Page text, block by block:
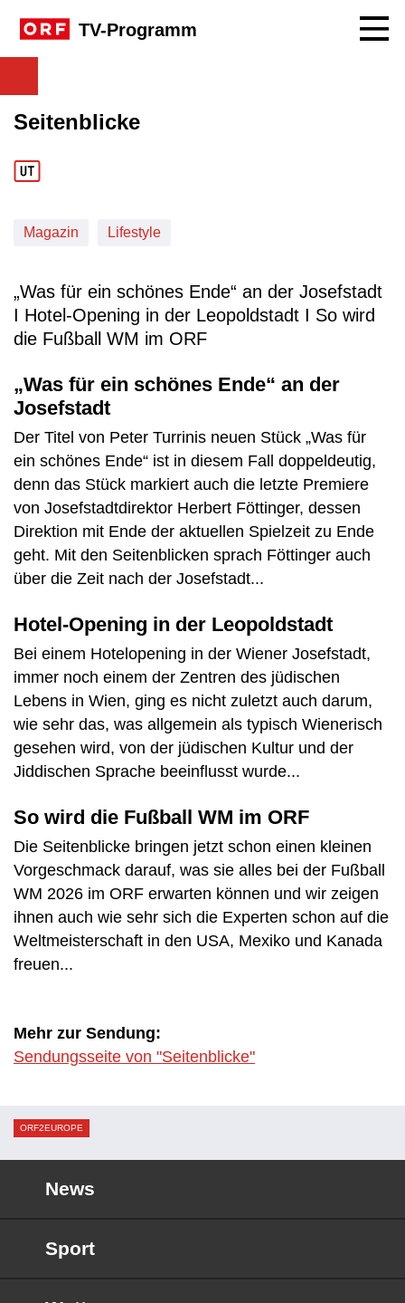
TV-Programm
Seitenblicke
Magazin Lifestyle
„Was für ein schönes Ende“ an der Josefstadt
I Hotel-Opening in der Leopoldstadt I So wird
die Fußball WM im ORF
„Was für ein schönes Ende“ an der
Josefstadt
Der Titel von Peter Turrinis neuen Stück „Was für
ein schönes Ende“ ist in diesem Fall doppeldeutig,
denn das Stück markiert auch die letzte Premiere
von Josefstadtdirektor Herbert Föttinger, dessen
Direktion mit Ende der aktuellen Spielzeit zu Ende
geht. Mit den Seitenblicken sprach Föttinger auch
über die Zeit nach der Josefstadt...
Hotel-Opening in der Leopoldstadt
Bei einem Hotelopening in der Wiener Josefstadt,
immer noch einem der Zentren des jüdischen
Lebens in Wien, ging es nicht zuletzt auch darum,
wie sehr das, was allgemein als typisch Wienerisch
gesehen wird, von der jüdischen Kultur und der
Jiddischen Sprache beeinflusst wurde...
So wird die Fußball WM im ORF
Die Seitenblicke bringen jetzt schon einen kleinen
Vorgeschmack darauf, was sie alles bei der Fußball
WM 2026 im ORF erwarten können und wir zeigen
ihnen auch wie sehr sich die Experten schon auf die
Weltmeisterschaft in den USA, Mexiko und Kanada
freuen...
Mehr zur Sendung:
Sendungsseite von "Seitenblicke"
ORF2EUROPE
News
Sport